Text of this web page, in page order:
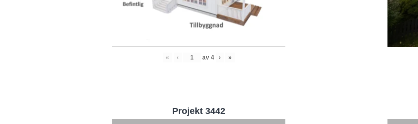
« ‹ av 4 › »
Projekt 3442